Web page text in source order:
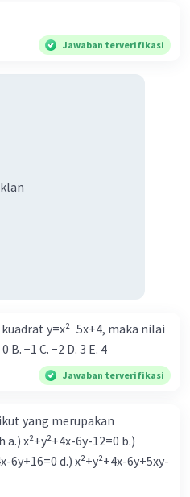
Iklan
Jawaban terverifikasi
y=x²−5x+4, maka nilai
B. −1 C. −2 D. 3 E. 4
Jawaban terverifikasi
yang merupakan
6y+16=0 d.) x²+y²+4x-6y+5xy-